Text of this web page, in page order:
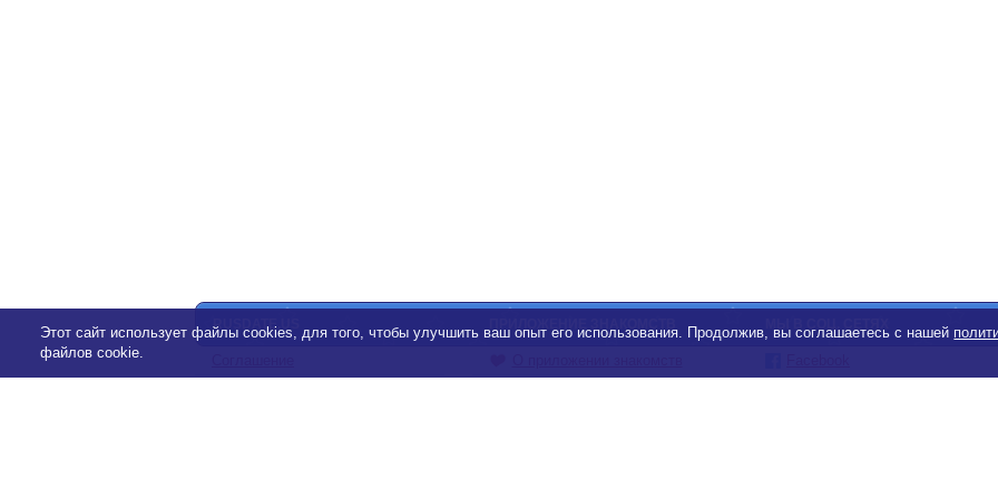
RUSDATE.US
Этот сайт использует файлы cookies, для того, чтобы улучшить ваш опыт его использования. Продолжив, вы соглашаетесь с нашей
файлов cookie.